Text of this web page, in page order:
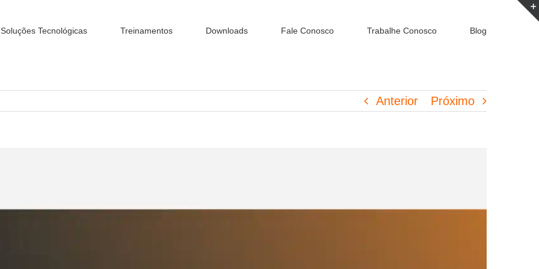
Soluções Tecnológicas Treinamentos Downloads Fale Conosco Trabalhe Conosco Blog
Anterior Próximo